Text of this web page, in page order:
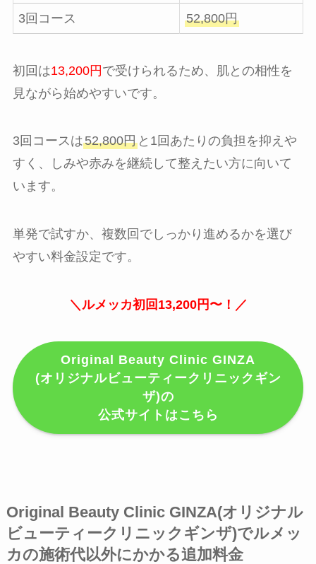
3回コース 52,800円
初回は13,200円で受けられるため、肌との相性を
見ながら始めやすいです。
3回コースは52,800円と1回あたりの負担を抑えや
すく、しみや赤みを継続して整えたい方に向いて
います。
単発で試すか、複数回でしっかり進めるかを選び
やすい料金設定です。
＼ルメッカ初回13,200円〜！／
Original Beauty Clinic GINZA
(オリジナルビューティークリニックギン
ザ)の
公式サイトはこちら
Original Beauty Clinic GINZA(オリジナル
ビューティークリニックギンザ)でルメッ
カの施術代以外にかかる追加料金